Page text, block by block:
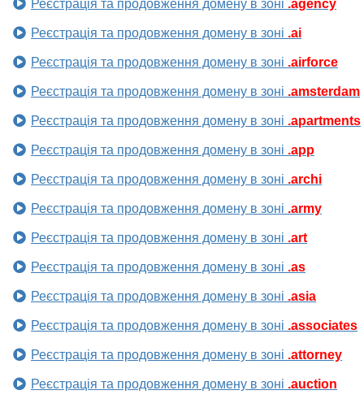
Реєстрація та продовження домену в зоні .agency
Реєстрація та продовження домену в зоні .ai
Реєстрація та продовження домену в зоні .airforce
Реєстрація та продовження домену в зоні .amsterdam
Реєстрація та продовження домену в зоні .apartments
Реєстрація та продовження домену в зоні .app
Реєстрація та продовження домену в зоні .archi
Реєстрація та продовження домену в зоні .army
Реєстрація та продовження домену в зоні .art
Реєстрація та продовження домену в зоні .as
Реєстрація та продовження домену в зоні .asia
Реєстрація та продовження домену в зоні .associates
Реєстрація та продовження домену в зоні .attorney
Реєстрація та продовження домену в зоні .auction